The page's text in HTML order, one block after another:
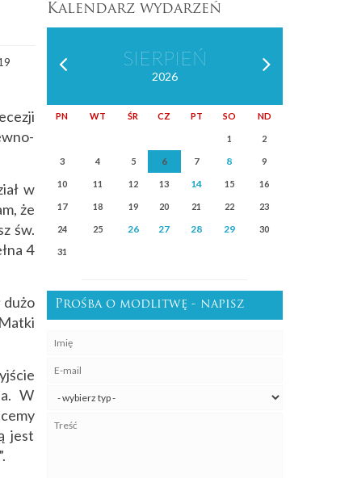
w
że
św.
4
dużo
W
jest
Kalendarz wydarzeń
SIERPIEŃ
2026
PN WT ŚR CZ PT SO ND
1 2
3 4 5 6 7 8 9
10 11 12 13 14 15 16
17 18 19 20 21 22 23
24 25 26 27 28 29 30
31
Prośba o modlitwę - napisz